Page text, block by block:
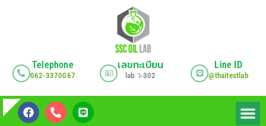
Telephone
062-3370067
เลขทะเบียน
lab ว-302
Line ID
@thaitestlab